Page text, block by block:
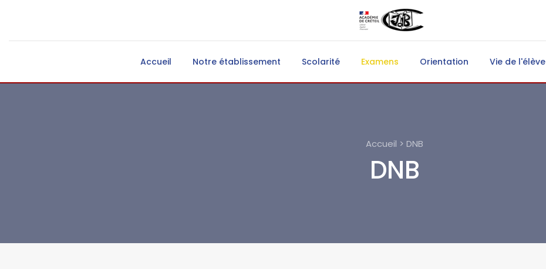
Accueil Notre établissement Scolarité Examens Orientation Vie de l'élève
Accueil > DNB
DNB